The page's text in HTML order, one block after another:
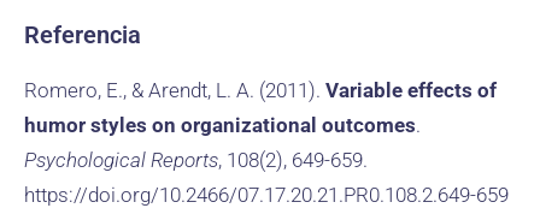
Referencia
Romero, E., & Arendt, L. A. (2011). Variable effects of
humor styles on organizational outcomes.
Psychological Reports, 108(2), 649-659.
https://doi.org/10.2466/07.17.20.21.PR0.108.2.649-659